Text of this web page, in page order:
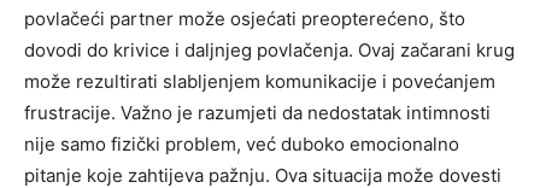
povlačeći partner može osjećati preopterećeno, što
dovodi do krivice i daljnjeg povlačenja. Ovaj začarani krug
može rezultirati slabljenjem komunikacije i povećanjem
frustracije. Važno je razumjeti da nedostatak intimnosti
nije samo fizički problem, već duboko emocionalno
pitanje koje zahtijeva pažnju. Ova situacija može dovesti